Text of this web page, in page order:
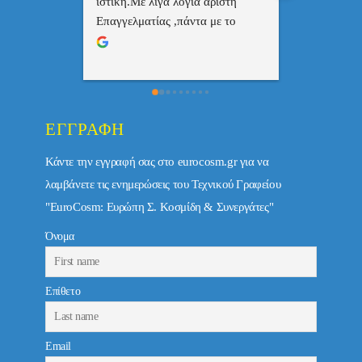
ΕΓΓΡΑΦΉ
Κάντε την εγγραφή σας στο eurocosm.gr για να
λαμβάνετε τις ενημερώσεις του Τεχνικού Γραφείου
"EuroCosm: Ευρώπη Σ. Κοσμίδη & Συνεργάτες"
Όνομα
Επίθετο
Email